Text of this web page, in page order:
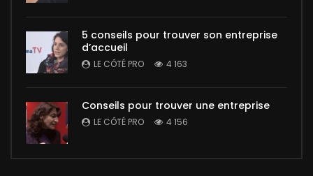
5 conseils pour trouver son entreprise
d’accueil
LE CÔTÉ PRO 4 163
Conseils pour trouver une entreprise
LE CÔTÉ PRO 4 156